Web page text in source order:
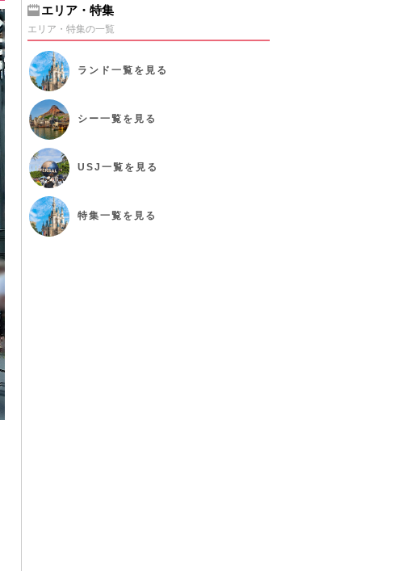
エリア・特集
エリア・特集の一覧
ランド 一覧を見る
シー一覧を見る
USJ 一覧を見る
特集一覧を見る